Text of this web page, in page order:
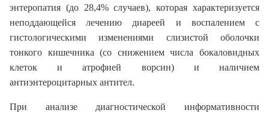
энтеропатия (до 28,4% случаев), которая характеризуется
неподдающейся лечению диареей и воспалением с
гистологическими изменениями слизистой оболочки
тонкого кишечника (со снижением числа бокаловидных
клеток и атрофией ворсин) и наличием
антиэнтероцитарных антител.
При анализе диагностической информативности